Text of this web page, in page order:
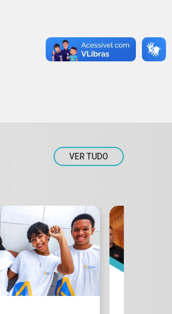
VER TUDO